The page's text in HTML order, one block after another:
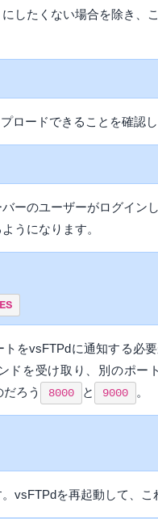
したくない場合を除き、
ロードできることを確認し
ーのユーザーがログイン
うになります。
allow_writeable_chroot=YES
をvsFTPdに通知する必
ドを受け取り、別のポー
ろう
8000 と 9000 。
vsFTPdを再起動して、こ